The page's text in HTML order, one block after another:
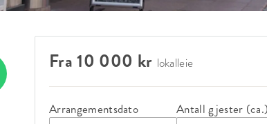
Fra 10 000 kr lokalleie
Arrangementsdato Antall gjester (ca.)